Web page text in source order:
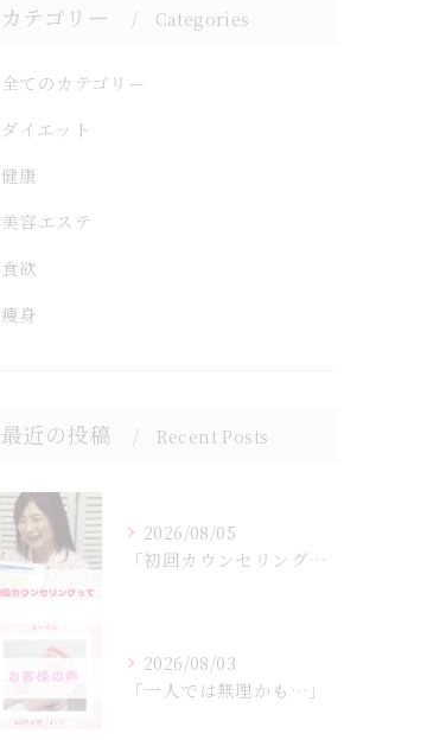
カテゴリー Categories
全てのカテゴリー
ダイエット
健康
美容エステ
食欲
痩身
最近の投稿 Recent Posts
2026/08/05
「初回カウンセリングでは何をするの？」
2026/08/03
「一人では無理かも…」